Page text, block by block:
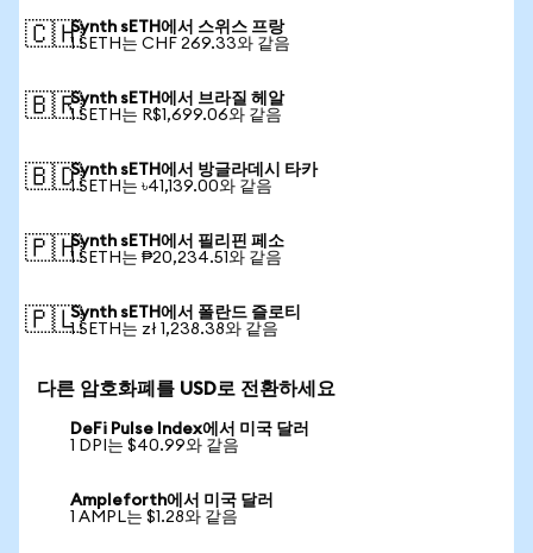
🇨🇭Synth sETH에서 스위스 프랑
1 SETH는 CHF 269.33와 같음
🇧🇷Synth sETH에서 브라질 헤알
1 SETH는 R$1,699.06와 같음
🇧🇩Synth sETH에서 방글라데시 타카
1 SETH는 ৳41,139.00와 같음
🇵🇭Synth sETH에서 필리핀 페소
1 SETH는 ₱20,234.51와 같음
🇵🇱Synth sETH에서 폴란드 즐로티
1 SETH는 zł 1,238.38와 같음
다른 암호화폐를 USD로 전환하세요
DeFi Pulse Index에서 미국 달러
1 DPI는 $40.99와 같음
Ampleforth에서 미국 달러
1 AMPL는 $1.28와 같음